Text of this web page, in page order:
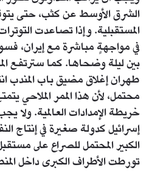
الشرق الأوسط عن كثب، حتى
المستقبلية. وإذا تصاعدت
في مواجهةٍ مباشرة مع إيران،
بين ليلة وضحاها. كما سترتفع
طهران إغلاق مضيق باب المندب
محتمل، لأن هذا الممر الملاحي
خريطة الإمدادات العالمية. ولا
إسرائيل كدولة صغيرة في إنتاج
الكبير المحتمل للصراع على
تورطت الأطراف الكبرى داخل